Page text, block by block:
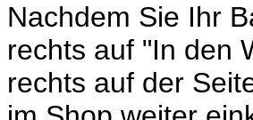
Nachdem Sie Ihr
rechts auf "In den
rechts auf der